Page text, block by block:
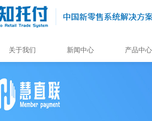
关于我们 新闻中心 产品中心